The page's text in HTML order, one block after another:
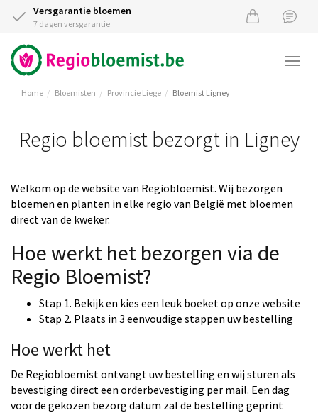
Versgarantie bloemen
7 dagen versgarantie
Home Bloemisten Provincie Liege Bloemist Ligney
Regio bloemist bezorgt in Ligney
Welkom op de website van Regiobloemist. Wij bezorgen
bloemen en planten in elke regio van België met bloemen
direct van de kweker.
Hoe werkt het bezorgen via de
Regio Bloemist?
Stap 1. Bekijk en kies een leuk boeket op onze website
Stap 2. Plaats in 3 eenvoudige stappen uw bestelling
Hoe werkt het
De Regiobloemist ontvangt uw bestelling en wij sturen als
bevestiging direct een orderbevestiging per mail. Een dag
voor de gekozen bezorg datum zal de bestelling geprint